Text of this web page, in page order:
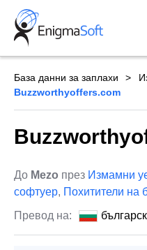
Skip
content
База данни за заплахи
Buzzworthyoffers.com
До Mezo през Измамни
софтуер, Похитители на
Превод на: